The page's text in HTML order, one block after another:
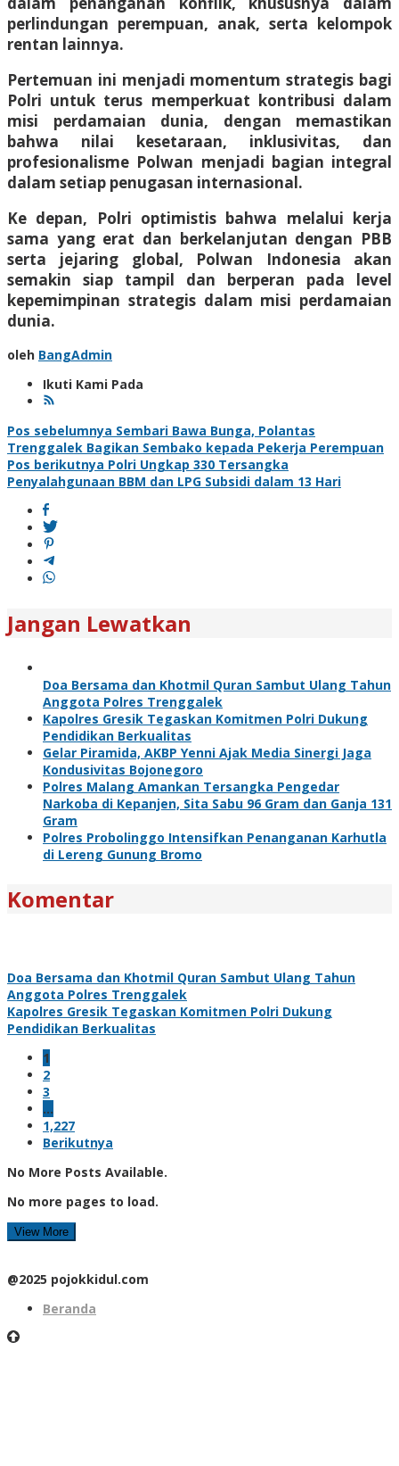
perlindungan perempuan, anak, serta kelompok
rentan lainnya.
Pertemuan ini menjadi momentum strategis bagi
Polri untuk terus memperkuat kontribusi dalam
misi perdamaian dunia, dengan memastikan
bahwa nilai kesetaraan, inklusivitas, dan
profesionalisme Polwan menjadi bagian integral
dalam setiap penugasan internasional.
Ke depan, Polri optimistis bahwa melalui kerja
sama yang erat dan berkelanjutan dengan PBB
serta jejaring global, Polwan Indonesia akan
semakin siap tampil dan berperan pada level
kepemimpinan strategis dalam misi perdamaian
dunia.
oleh BangAdmin
Ikuti Kami Pada
Navigasi
pos
Pos sebelumnya Sembari Bawa Bunga, Polantas
Trenggalek Bagikan Sembako kepada Pekerja Perempuan
Pos berikutnya Polri Ungkap 330 Tersangka
Penyalahgunaan BBM dan LPG Subsidi dalam 13 Hari
Jangan Lewatkan
Doa Bersama dan Khotmil Quran Sambut Ulang Tahun
Anggota Polres Trenggalek
Kapolres Gresik Tegaskan Komitmen Polri Dukung
Pendidikan Berkualitas
Gelar Piramida, AKBP Yenni Ajak Media Sinergi Jaga
Kondusivitas Bojonegoro
Polres Malang Amankan Tersangka Pengedar
Narkoba di Kepanjen, Sita Sabu 96 Gram dan Ganja 131
Gram
Polres Probolinggo Intensifkan Penanganan Karhutla
di Lereng Gunung Bromo
Komentar
Doa Bersama dan Khotmil Quran Sambut Ulang Tahun
Anggota Polres Trenggalek
Kapolres Gresik Tegaskan Komitmen Polri Dukung
Pendidikan Berkualitas
1
2
3
…
1,227
Berikutnya
No More Posts Available.
No more pages to load.
View More
@2025 pojokkidul.com
Beranda